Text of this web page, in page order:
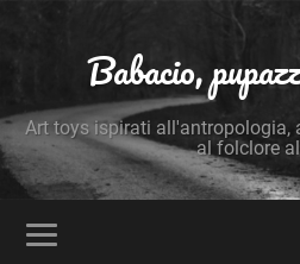
Babacio,
Art toys ispirati all'antropologia,
al folclore